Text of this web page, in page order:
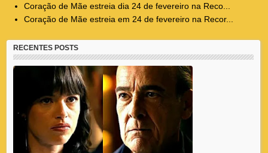
Coração de Mãe estreia dia 24 de fevereiro na Reco...
Coração de Mãe estreia em 24 de fevereiro na Recor...
RECENTES POSTS